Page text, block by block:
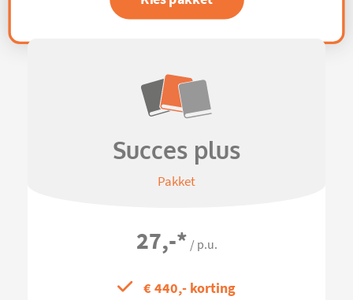
Succes plus
Pakket
27,-* / p.u.
€ 440,- korting